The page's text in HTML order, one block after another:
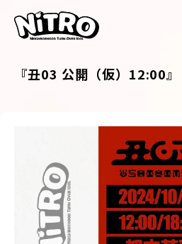
『丑03 公開（仮）12:00』